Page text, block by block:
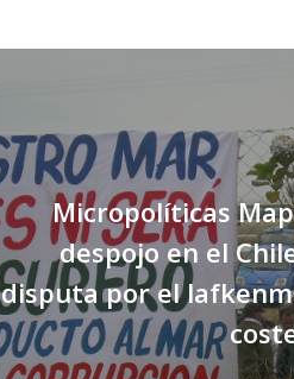
Micropolíticas
despojo en el
disputa por el